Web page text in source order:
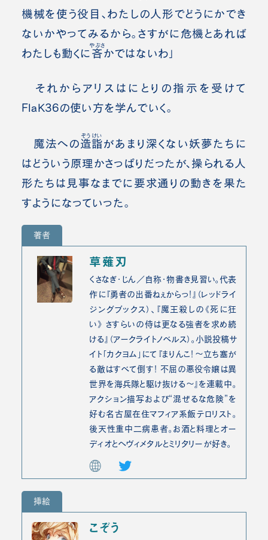
機械を使う役目、わたしの人形でどうにかでき
ないかやってみるから。さすがに危機とあれば
わたしも動くに 吝
やぶさ
かではないわ」
それからアリスはにとりの指示を受けて
FlaK36の使い方を学んでいく。
魔法への造詣
ぞうけい
があまり深くない妖夢たちに
はどういう原理かさっぱりだったが、操られる人
形たちは見事なまでに要求通りの動きを果た
すようになっていった。
著者
草薙刃
くさなぎ・じん／自称・物書き見習い。代表
作に『勇者の出番ねぇからっ！』（レッドライ
ジングブックス）、『魔王殺しの《死に狂
い》 さすらいの侍は更なる強者を求め続
ける』（アークライトノベルス）。小説投稿サ
イト「カクヨム」にて『まりんこ！～立ち塞が
る敵はすべて倒す！ 不屈の悪役令嬢は異
世界を海兵隊と駆け抜ける～』を連載中。
アクション描写および“混ぜるな危険”を
好む名古屋在住マフィア系飯テロリスト。
後天性重中二病患者。お酒と料理とオー
ディオとヘヴィメタルとミリタリーが好き。
挿絵
こぞう